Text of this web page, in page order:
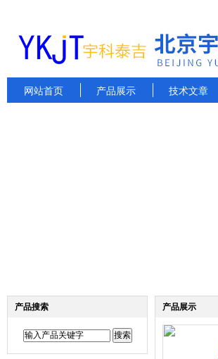
网站首页 产品展示 技术文章
产品搜索 产品展示